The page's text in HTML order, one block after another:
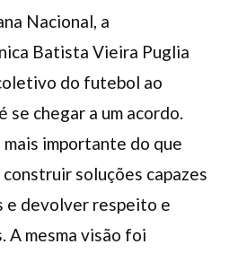
Nacional, a
Batista Vieira Puglia
do futebol ao
se chegar a um acordo.
mais importante do que
soluções capazes
e devolver respeito e
A mesma visão foi